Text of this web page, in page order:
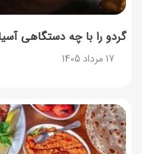
گردو را با چه دستگاهی
17 مرداد 1405